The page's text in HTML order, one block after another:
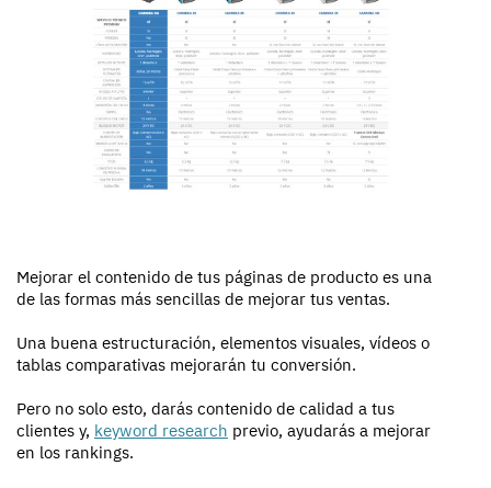
Mejorar el contenido de tus páginas de producto es una
de las formas más sencillas de mejorar tus ventas.
Una buena estructuración, elementos visuales, vídeos o
tablas comparativas mejorarán tu conversión.
Pero no solo esto, darás contenido de calidad a tus
clientes y, keyword research previo, ayudarás a mejorar
en los rankings.